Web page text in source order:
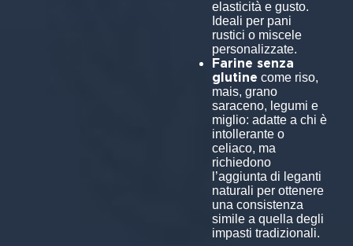
elasticità e gusto.
Ideali per pani
rustici o miscele
personalizzate.
Farine senza
glutine come riso,
mais, grano
saraceno, legumi e
miglio: adatte a chi è
intollerante o
celiaco, ma
richiedono
l’aggiunta di leganti
naturali per ottenere
una consistenza
simile a quella degli
impasti tradizionali.